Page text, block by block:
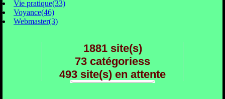
Vie pratique(33)
Voyance(46)
Webmaster(3)
1881 site(s)
73 catégoriess
493 site(s) en attente